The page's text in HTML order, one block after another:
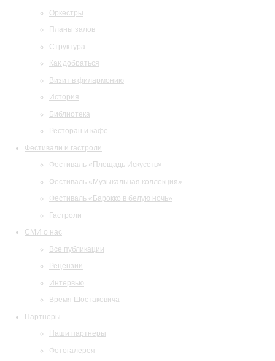
Оркестры
Планы залов
Структура
Как добраться
Визит в филармонию
История
Библиотека
Ресторан и кафе
Фестивали и гастроли
Фестиваль «Площадь Искусств»
Фестиваль «Музыкальная коллекция»
Фестиваль «Барокко в белую ночь»
Гастроли
СМИ о нас
Все публикации
Рецензии
Интервью
Время Шостаковича
Партнеры
Наши партнеры
Фотогалерея